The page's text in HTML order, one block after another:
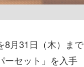
8月31日（木）まで
ーセット」を入手